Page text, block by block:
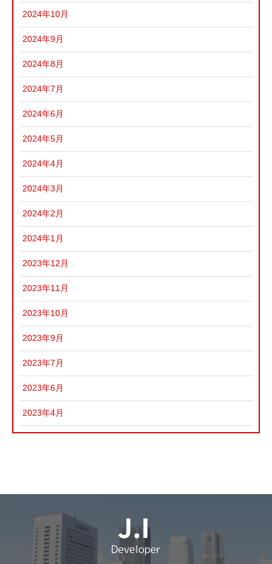
2024年10月
2024年9月
2024年8月
2024年7月
2024年6月
2024年5月
2024年4月
2024年3月
2024年2月
2024年1月
2023年12月
2023年11月
2023年10月
2023年9月
2023年7月
2023年6月
2023年4月